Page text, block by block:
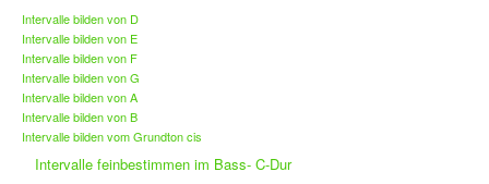
Intervalle bilden von D
Intervalle bilden von E
Intervalle bilden von F
Intervalle bilden von G
Intervalle bilden von A
Intervalle bilden von B
Intervalle bilden vom Grundton cis
Intervalle feinbestimmen im Bass- C-Dur